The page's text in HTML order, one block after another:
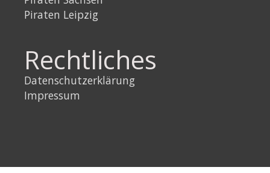
Piraten Leipzig
Rechtliches
Datenschutzerklärung
Impressum